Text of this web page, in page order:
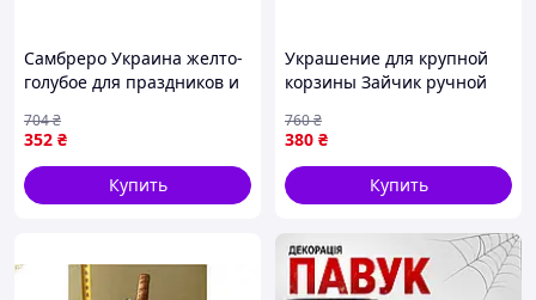
Самбреро Украина желто-
голубое для праздников и
аксессуар для веселья
352 ₴
704₴
Купить
Украшение для крупной
корзины Зайчик ручной
комбинированных
материалов для
праздничного оформления
380 ₴
760₴
Купить